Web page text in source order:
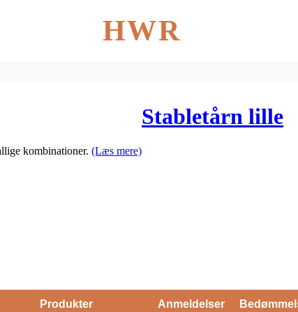
HWR
Stabletårn lille
kombinationer. (Læs mere)
Produkter Anmeldelser